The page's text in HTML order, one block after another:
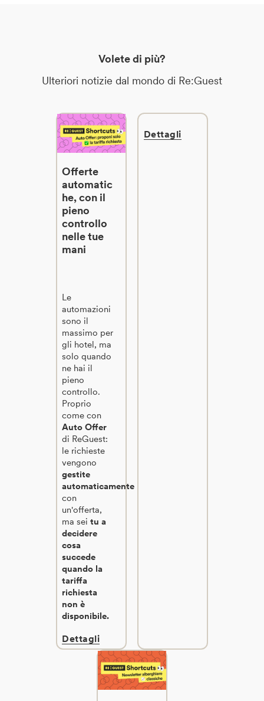
Volete di più?
Ulteriori notizie dal mondo di Re:Guest
Offerte
automatic
he, con il
pieno
controllo
nelle tue
mani
Le
automazioni
sono il
massimo per
gli hotel, ma
solo quando
ne hai il
pieno
controllo.
Proprio
come con
Auto Offer
di ReGuest:
le richieste
vengono
gestite
automaticamente
con
un'offerta,
ma seitu a
decidere
cosa
succede
quando la
tariffa
richiesta
non è
disponibile.
Dettagli
Dettagli